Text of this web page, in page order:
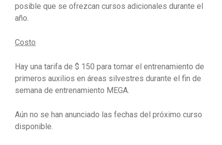
posible que se ofrezcan cursos adicionales durante el
año.
Costo
Hay una tarifa de $ 150 para tomar el entrenamiento de
primeros auxilios en áreas silvestres durante el fin de
semana de entrenamiento MEGA.
Aún no se han anunciado las fechas del próximo curso
disponible.